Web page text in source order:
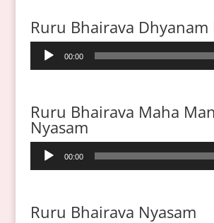
Ruru Bhairava
Audio
Player
00:00
Ruru Bhairava Maha
Nyasam
Audio
Player
00:00
Ruru Bhairava Nyasam